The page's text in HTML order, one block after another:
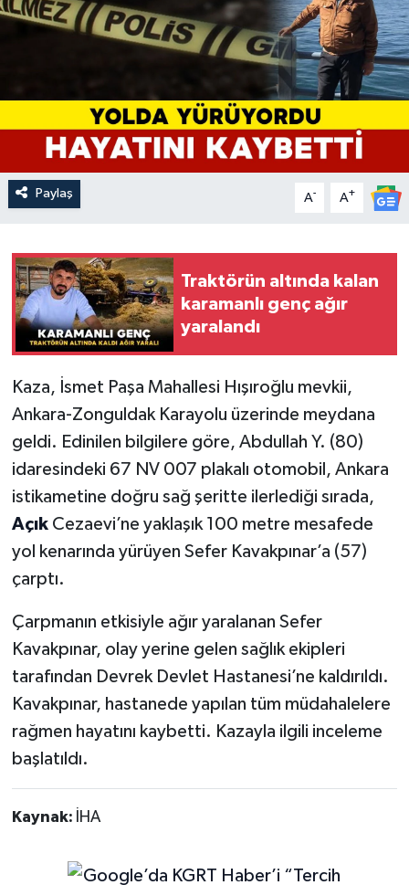
Paylaş A- A+
Traktörün altında kalan
karamanlı genç ağır
yaralandı
Kaza, İsmet Paşa Mahallesi Hışıroğlu mevkii,
Ankara-Zonguldak Karayolu üzerinde meydana
geldi. Edinilen bilgilere göre, Abdullah Y. (80)
idaresindeki 67 NV 007 plakalı otomobil, Ankara
istikametine doğru sağ şeritte ilerlediği sırada,
AçıkCezaevi’ne yaklaşık 100 metre mesafede
yol kenarında yürüyen Sefer Kavakpınar’a (57)
çarptı.
Çarpmanın etkisiyle ağır yaralanan Sefer
Kavakpınar, olay yerine gelen sağlık ekipleri
tarafından Devrek Devlet Hastanesi’ne kaldırıldı.
Kavakpınar, hastanede yapılan tüm müdahalelere
rağmen hayatını kaybetti. Kazayla ilgili inceleme
başlatıldı.
Kaynak: İHA